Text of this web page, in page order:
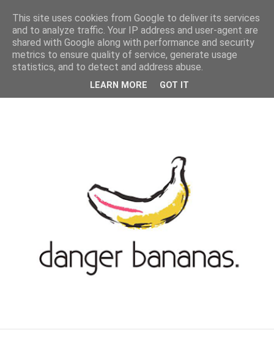
MENU
This site uses cookies from Google to deliver its services
and to analyze traffic. Your IP address and user-agent are
shared with Google along with performance and security
metrics to ensure quality of service, generate usage
statistics, and to detect and address abuse.
LEARN MORE GOT IT